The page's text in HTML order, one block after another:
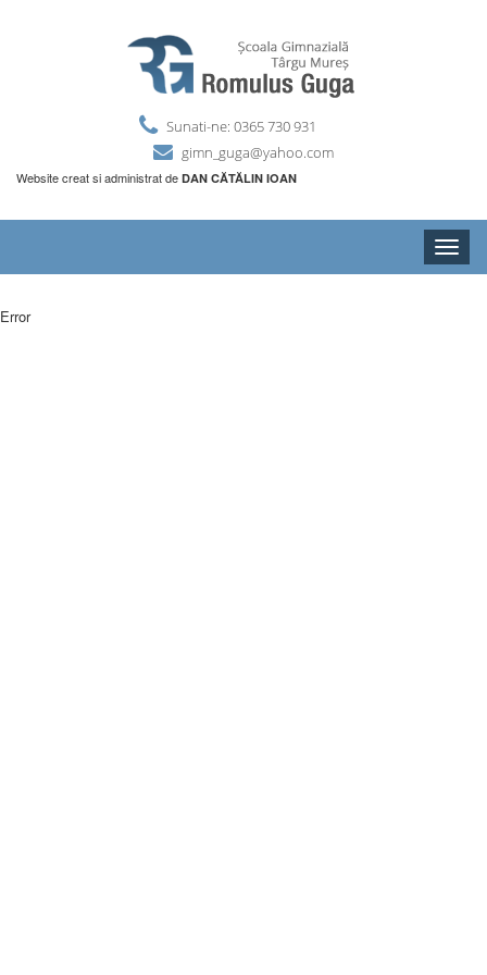
Sunati-ne: 0365 730 931
gimn_guga@yahoo.com
Website creat si administrat de DAN CĂTĂLIN IOAN
Toggle
Error